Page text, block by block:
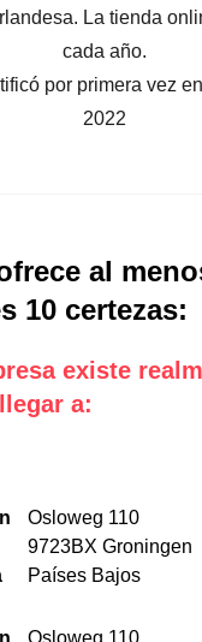
La tienda
cada año.
por primera vez
2022
al
10 certezas:
existe
a:
Osloweg 110
9723BX Groningen
Países Bajos
Osloweg 110